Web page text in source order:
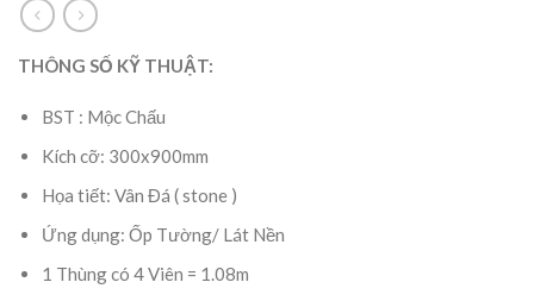
THÔNG SỐ KỸ THUẬT:
BST : Mộc Chấu
Kích cỡ: 300x900mm
Họa tiết: Vân Đá ( stone )
Ứng dụng: Ốp Tường/ Lát Nền
1 Thùng có 4 Viên = 1.08m